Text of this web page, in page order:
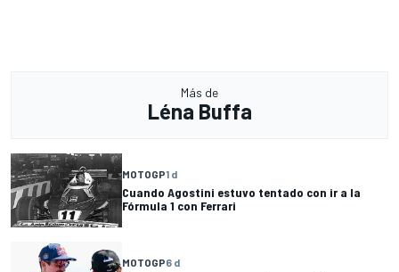
Más de
Léna Buffa
MOTOGP1 d
Cuando Agostini estuvo tentado con ir a la
Fórmula 1 con Ferrari
MOTOGP6 d